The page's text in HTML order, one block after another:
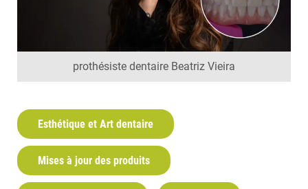
prothésiste dentaire Beatriz Vieira
Esthétique et Art dentaire
Mises à jour des produits